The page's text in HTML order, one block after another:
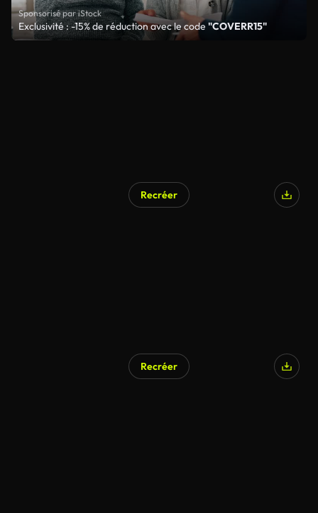
Sponsorisé par iStock
Exclusivité : -15% de réduction avec le code "COVERR15"
Recréer
Recréer